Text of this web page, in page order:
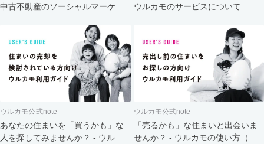
中古不動産のソーシャルマーケッ
ウルカモのサービスについて
ウルカモ公式note
あなたの住まいを「買うかも」な
人を探してみませんか？ - ウルカ
ウルカモ公式note
「売るかも」な住まいと出会いま
せんか？ - ウルカモの使い方（買